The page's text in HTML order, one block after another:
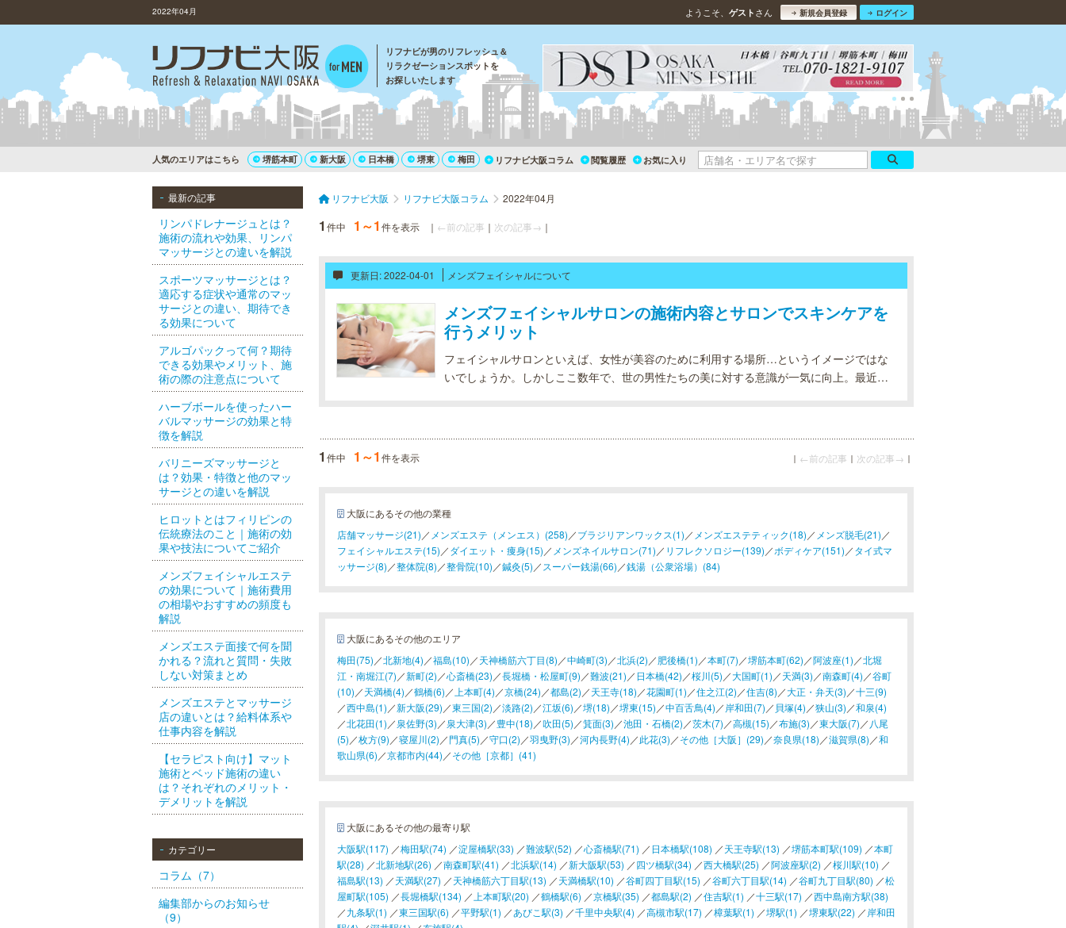
2022年04月 ようこそ、 ゲスト さん 新規会員登録 ログイン
リフナビが男のリフレッシュ＆
リラクゼーションスポットを
お探しいたします
人気のエリアはこちら 堺筋本町 新大阪 日本橋 堺東 梅田 リフナビ大阪コラム 閲覧履歴 お気に入り
最新の記事
リンパドレナージュとは？
施術の流れや効果、リンパ
マッサージとの違いを解説
スポーツマッサージとは？
適応する症状や通常のマッ
サージとの違い、期待でき
る効果について
アルゴパックって何？期待
できる効果やメリット、施
術の際の注意点について
ハーブボールを使ったハー
バルマッサージの効果と特
徴を解説
バリニーズマッサージと
は？効果・特徴と他のマッ
サージとの違いを解説
ヒロットとはフィリピンの
伝統療法のこと｜施術の効
果や技法についてご紹介
メンズフェイシャルエステ
の効果について｜施術費用
の相場やおすすめの頻度も
解説
メンズエステ面接で何を聞
かれる？流れと質問・失敗
しない対策まとめ
メンズエステとマッサージ
店の違いとは？給料体系や
仕事内容を解説
【セラピスト向け】マット
施術とベッド施術の違い
は？それぞれのメリット・
デメリットを解説
カテゴリー
コラム（7）
編集部からのお知らせ
（9）
リフナビ大阪 リフナビ大阪コラム 2022年04月
1 件中 1～1 件を表示 ｜ ←前の記事 ｜ 次の記事→ ｜
更新日: 2022-04-01 メンズフェイシャルについて
メンズフェイシャルサロンの施術内容とサロンでスキンケアを
行うメリット
フェイシャルサロンといえば、女性が美容のために利用する場所…というイメージではな
いでしょうか。しかしここ数年で、世の男性たちの美に対する意識が一気に向上。最近で
1 件中 1～1 件を表示 ｜ ←前の記事 ｜ 次の記事→ ｜
大阪にあるその他の業種
店舗マッサージ(21) ／ メンズエステ（メンエス）(258) ／ブラジリアンワックス(1) ／ メンズエステティック(18) ／ メンズ脱毛(21) ／
フェイシャルエステ(15) ／ダイエット・痩身(15) ／ メンズネイルサロン(71) ／ リフレクソロジー(139) ／ボディケア(151) ／タイ式マ
ッサージ(8) ／整体院(8) ／整骨院(10) ／鍼灸(5) ／ スーパー銭湯(66) ／銭湯（公衆浴場）(84)
大阪にあるその他のエリア
梅田(75) ／北新地(4) ／福島(10) ／天神橋筋六丁目(8) ／中崎町(3) ／北浜(2) ／肥後橋(1) ／本町(7) ／堺筋本町(62) ／阿波座(1) ／北堀
江・南堀江(7) ／新町(2) ／心斎橋(23) ／長堀橋・松屋町(9) ／難波(21) ／日本橋(42) ／桜川(5) ／大国町(1) ／天満(3) ／南森町(4) ／谷町
(10) ／天満橋(4) ／鶴橋(6) ／ 上本町(4) ／京橋(24) ／都島(2) ／天王寺(18) ／花園町(1) ／住之江(2) ／住吉(8) ／大正・弁天(3) ／十三(9)
／西中島(1) ／新大阪(29) ／東三国(2) ／淡路(2) ／江坂(6) ／堺(18) ／堺東(15) ／中百舌鳥(4) ／ 岸和田(7) ／ 貝塚(4) ／狭山(3) ／和泉(4)
／北花田(1) ／泉佐野(3) ／泉大津(3) ／豊中(18) ／吹田(5) ／箕面(3) ／池田・石橋(2) ／茨木(7) ／高槻(15) ／布施(3) ／東大阪(7) ／ 八尾
(5) ／枚方(9) ／寝屋川(2) ／門真(5) ／守口(2) ／羽曳野(3) ／河内長野(4) ／此花(3) ／その他［大阪］(29) ／奈良県(18) ／滋賀県(8) ／和
歌山県(6) ／京都市内(44) ／その他［京都］(41)
大阪にあるその他の最寄り駅
大阪駅(117) ／梅田駅(74) ／淀屋橋駅(33) ／難波駅(52) ／心斎橋駅(71) ／日本橋駅(108) ／天王寺駅(13) ／堺筋本町駅(109) ／本町
駅(28) ／北新地駅(26) ／南森町駅(41) ／北浜駅(14) ／新大阪駅(53) ／四ツ橋駅(34) ／西大橋駅(25) ／阿波座駅(2) ／桜川駅(10) ／
福島駅(13) ／天満駅(27) ／天神橋筋六丁目駅(13) ／天満橋駅(10) ／谷町四丁目駅(15) ／谷町六丁目駅(14) ／谷町九丁目駅(80) ／松
屋町駅(105) ／長堀橋駅(134) ／ 上本町駅(20) ／鶴橋駅(6) ／京橋駅(35) ／都島駅(2) ／住吉駅(1) ／十三駅(17) ／西中島南方駅(38)
／九条駅(1) ／東三国駅(6) ／平野駅(1) ／あびこ駅(3) ／千里中央駅(4) ／高槻市駅(17) ／樟葉駅(1) ／堺駅(1) ／堺東駅(22) ／ 岸和田